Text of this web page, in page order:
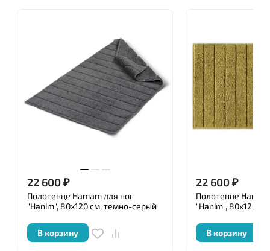
национальных брендов.
В течение короткого времени Нamam занял
лидирующие позиции среди текстильных брендов.
Нamam стал выбором гостиниц и салонов красоты
по всему миру. Известные сети отелей
заказывают исключительно халаты и полотенца
этого турецкого бренда.
одним из самых элитных и дорогих
производителей домашнего и профессионального
текстиля премиум класса. Изделия компании не
надежности изделиям с мировыми именами.
Изготавливается текстиль Нamam из
22 600₽
Полотенце Hamam для ног
"Hanim", 80x120 см, темно-серый
В корзину
22 600₽
Полотенце
"Hanim", 80x120
В корзину